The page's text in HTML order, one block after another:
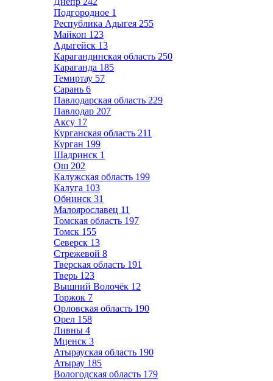
Подгородное 1
Республика Адыгея 255
Майкоп 123
Адыгейск 13
Карагандинская область 250
Караганда 185
Темиртау 57
Сарань 6
Павлодарская область 229
Павлодар 207
Аксу 17
Курганская область 211
Курган 199
Шадринск 1
Ош 202
Калужская область 199
Калуга 103
Обнинск 31
Малоярославец 11
Томская область 197
Томск 155
Северск 13
Стрежевой 8
Тверская область 191
Тверь 123
Вышний Волочёк 12
Торжок 7
Орловская область 190
Орел 158
Ливны 4
Мценск 3
Атырауская область 190
Атырау 185
Вологодская область 179